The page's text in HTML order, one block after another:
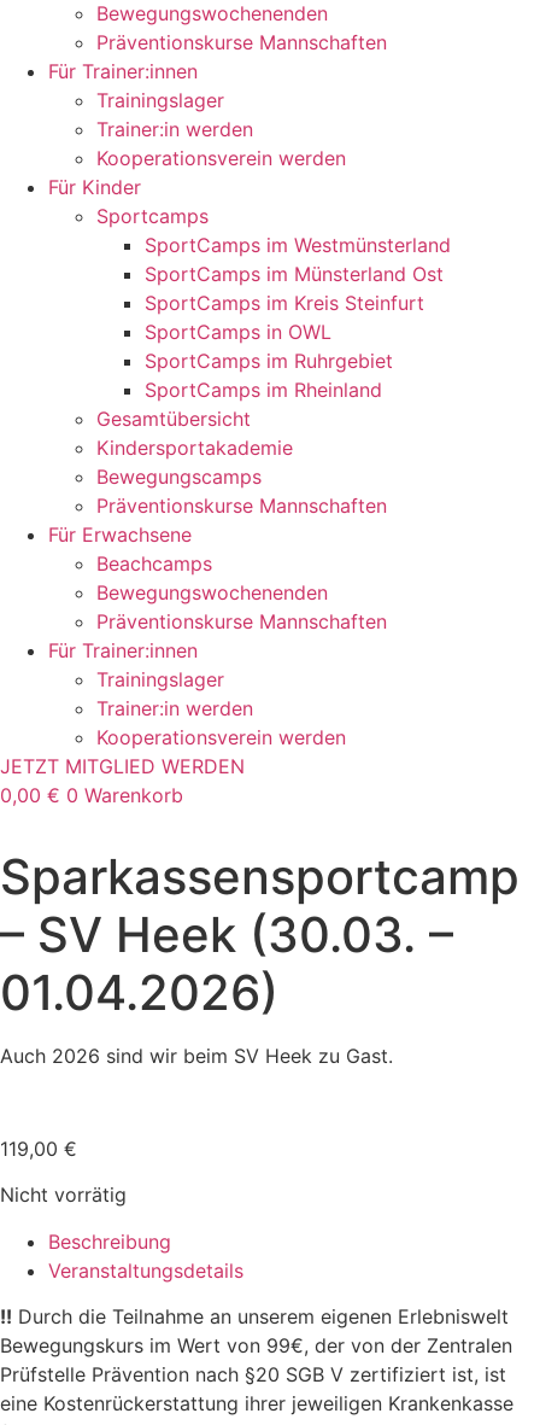
Bewegungswochenenden
Präventionskurse Mannschaften
Für Trainer:innen
Trainingslager
Trainer:in werden
Kooperationsverein werden
Für Kinder
Sportcamps
SportCamps im Westmünsterland
SportCamps im Münsterland Ost
SportCamps im Kreis Steinfurt
SportCamps in OWL
SportCamps im Ruhrgebiet
SportCamps im Rheinland
Gesamtübersicht
Kindersportakademie
Bewegungscamps
Präventionskurse Mannschaften
Für Erwachsene
Beachcamps
Bewegungswochenenden
Präventionskurse Mannschaften
Für Trainer:innen
Trainingslager
Trainer:in werden
Kooperationsverein werden
JETZT MITGLIED WERDEN
0,00 € 0 Warenkorb
Sparkassensportcamp
– SV Heek (30.03. –
01.04.2026)
Auch 2026 sind wir beim SV Heek zu Gast.
119,00 €
Nicht vorrätig
Beschreibung
Veranstaltungsdetails
!! Durch die Teilnahme an unserem eigenen Erlebniswelt
Bewegungskurs im Wert von 99€, der von der Zentralen
Prüfstelle Prävention nach §20 SGB V zertifiziert ist, ist
eine Kostenrückerstattung ihrer jeweiligen Krankenkasse